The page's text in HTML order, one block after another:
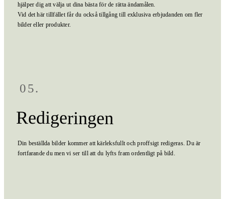
05.
Redigeringen
Din beställda bilder kommer att kärleksfullt och proffsigt redigeras. Du är
fortfarande du men vi ser till att du lyfts fram ordentligt på bild.
hjälper dig att välja ut dina bästa för de rätta ändamålen.
Vid det här tillfället får du också tillgång till exklusiva erbjudanden om fler
bilder eller produkter.